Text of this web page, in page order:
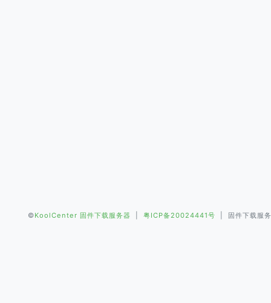
©KoolCenter 固件下载服务器 粤ICP备20024441号 | 固件下载服